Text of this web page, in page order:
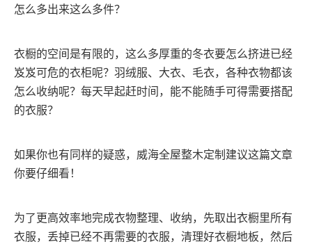
怎么多出来这么多件？
衣橱的空间是有限的，这么多厚重的冬衣要怎么挤进已经
岌岌可危的衣柜呢？羽绒服、大衣、毛衣，各种衣物都该
怎么收纳呢？每天早起赶时间，能不能随手可得需要搭配
的衣服？
如果你也有同样的疑惑，威海全屋整木定制建议这篇文章
你要仔细看！
为了更高效率地完成衣物整理、收纳，先取出衣橱里所有
衣服，丢掉已经不再需要的衣服，清理好衣橱地板，然后